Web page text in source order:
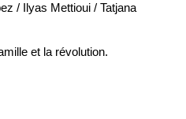
/ Ilyas Mettioui / Tatjana
et la révolution.